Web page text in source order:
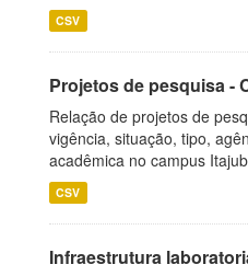
CSV
Projetos de pesquisa -
Relação de projetos de
vigência, situação, tipo,
acadêmica no campus
CSV
Infraestrutura